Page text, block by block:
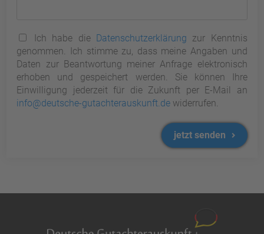
Ich habe die Datenschutzerklärung zur Kenntnis
genommen. Ich stimme zu, dass meine Angaben und
Daten zur Beantwortung meiner Anfrage elektronisch
erhoben und gespeichert werden. Sie können Ihre
Einwilligung jederzeit für die Zukunft per E-Mail an
info@deutsche-gutachterauskunft.de widerrufen.
jetzt senden